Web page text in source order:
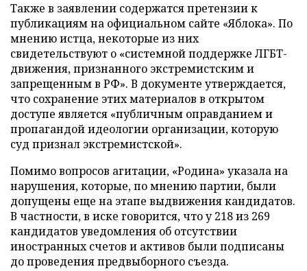
Также в заявлении содержатся претензии к
публикациям на официальном сайте «Яблока». По
мнению истца, некоторые из них
свидетельствуют о «системной поддержке ЛГБТ-
движения, признанного экстремистским и
запрещенным в РФ». В документе утверждается,
что сохранение этих материалов в открытом
доступе является «публичным оправданием и
пропагандой идеологии организации, которую
суд признал экстремистской».
Помимо вопросов агитации, «Родина» указала на
нарушения, которые, по мнению партии, были
допущены еще на этапе выдвижения кандидатов.
В частности, в иске говорится, что у 218 из 269
кандидатов уведомления об отсутствии
иностранных счетов и активов были подписаны
до проведения предвыборного съезда.